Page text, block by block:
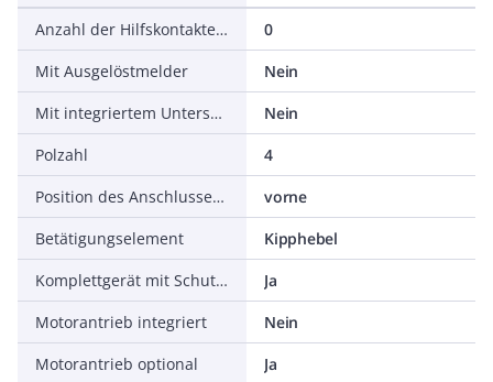
Anzahl der Hilfskontakte als Wechsler
0
Mit Ausgelöstmelder
Nein
Mit integriertem Unterspannungsauslöser
Nein
Polzahl
4
Position des Anschlusses für Hauptstromkreis
vorne
Betätigungselement
Kipphebel
Komplettgerät mit Schutzeinheit
Ja
Motorantrieb integriert
Nein
Motorantrieb optional
Ja